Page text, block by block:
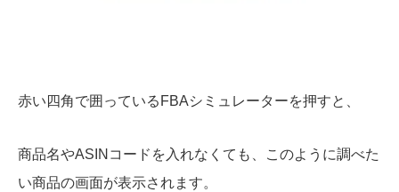
赤い四角で囲っているFBAシミュレーターを押すと、
商品名やASINコードを入れなくても、このように調べた
い商品の画面が表示されます。